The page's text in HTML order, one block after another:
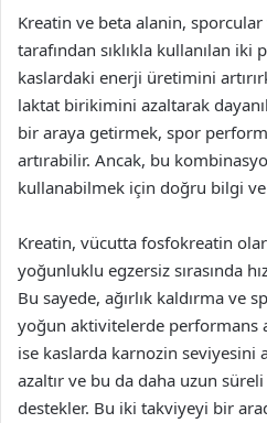
Kreatin ve beta alanin,
tarafından sıklıkla kullanılan
kaslardaki enerji üretimini
laktat birikimini azaltarak
bir araya getirmek, spor
artırabilir. Ancak, bu
kullanabilmek için doğru bilgi
Kreatin, vücutta fosfokreatin
yoğunluklu egzersiz sırasında
Bu sayede, ağırlık kaldırma ve
yoğun aktivitelerde performans
ise kaslarda karnozin seviyesini
azaltır ve bu da daha uzun
destekler. Bu iki takviyeyi bir